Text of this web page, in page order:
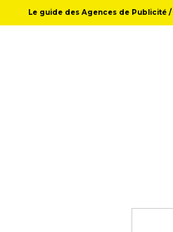
Le guide des Agences de Publicité